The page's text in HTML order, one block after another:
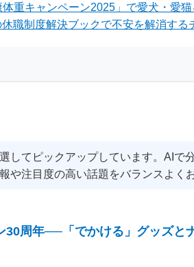
Boxキャンペーン
重キャンペーン2025」で愛犬・愛
職制度解決ブックで不安を解消する
してピックアップしています。AIで
注目度の高い話題をバランスよく
30周年──「でかける」グッズと